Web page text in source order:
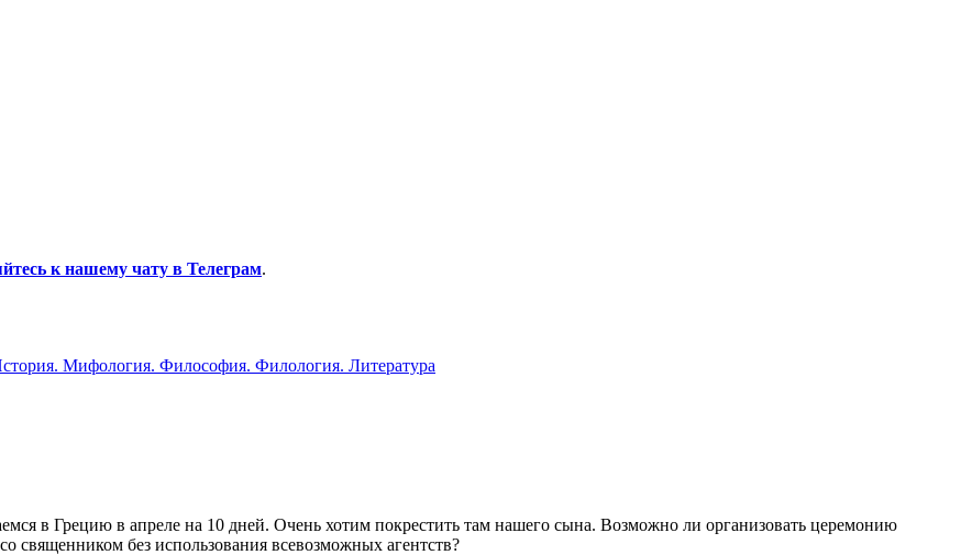
к нашему чату в Телеграм.
Мифология. Философия. Филология. Литература
в Грецию в апреле на 10 дней. Очень хотим покрестить там нашего сына. Возможно ли организовать церемонию
священником без использования всевозможных агентств?